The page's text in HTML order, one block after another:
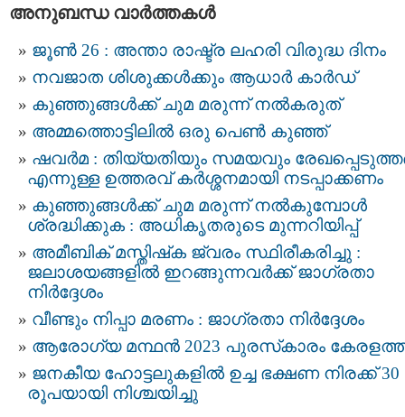
അനുബന്ധ വാര്‍ത്തകള്‍
ജൂൺ 26 : അന്താ രാഷ്ട്ര ലഹരി വിരുദ്ധ ദിനം
നവജാത ശിശുക്കള്‍ക്കും ആധാര്‍ കാര്‍ഡ്
കുഞ്ഞുങ്ങൾക്ക് ചുമ മരുന്ന് നൽകരുത്
അമ്മത്തൊട്ടിലില്‍ ഒരു പെൺ കുഞ്ഞ്
ഷവർമ : തിയ്യതിയും സമയവും
എന്നുള്ള ഉത്തരവ് കർശ്ശനമായി നടപ്പാക്കണം
കുഞ്ഞുങ്ങൾക്ക് ചുമ മരുന്ന് നൽകുമ്പോൾ
ശ്രദ്ധിക്കുക : അധികൃതരുടെ മുന്നറിയിപ്പ്
അമീബിക് മസ്തിഷ്‌ക ജ്വരം സ്ഥിരീകരിച്ചു :
ജലാശയങ്ങളില്‍ ഇറങ്ങുന്നവര്‍ക്ക് ജാഗ്രതാ
നിർദ്ദേശം
വീണ്ടും നിപ്പാ മരണം : ജാഗ്രതാ നിർദ്ദേശം
ആരോഗ്യ മന്ഥൻ 2023 പുരസ്‌കാരം
ജനകീയ ഹോട്ടലുകളിൽ ഉച്ച ഭക്ഷണ നിരക്ക് 30
രൂപയായി നിശ്ചയിച്ചു